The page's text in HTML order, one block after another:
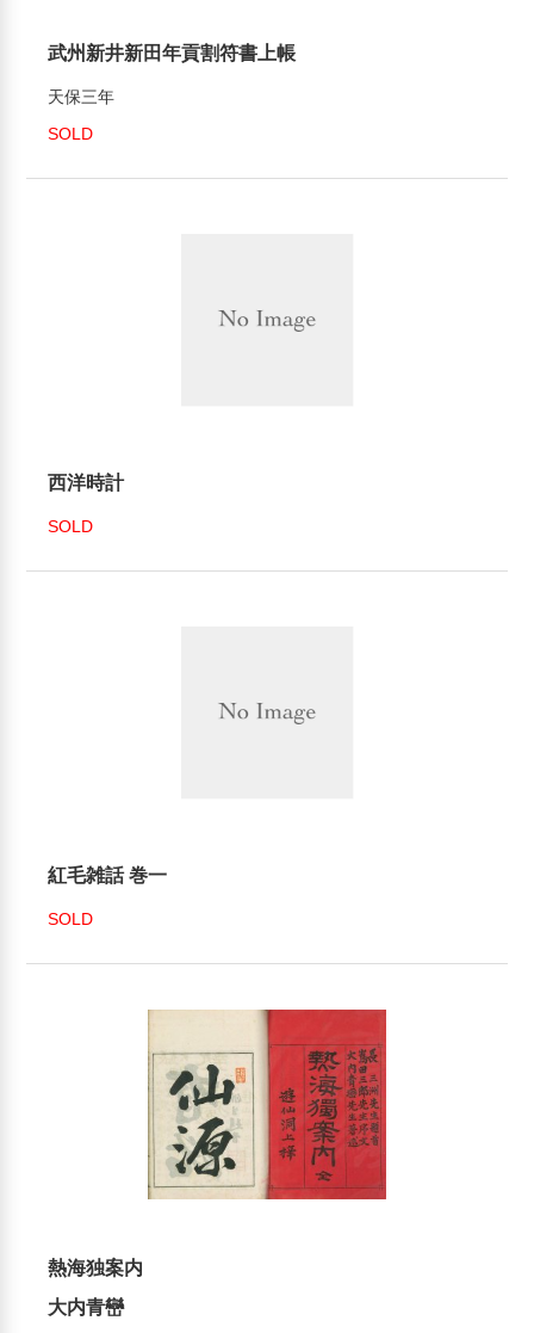
武州新井新田年貢割符書上帳
天保三年
SOLD
西洋時計
SOLD
紅毛雑話 巻一
SOLD
熱海独案内
大内青巒